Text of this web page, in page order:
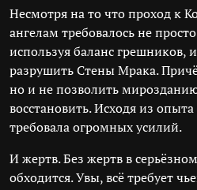
Несмотря на то что проход к
ангелам требовалось не
используя баланс
разрушить Стены Мрака.
но и не позволить
восстановить. Исходя из
требовала огромных усилий.
И жертв. Без жертв в
обходится. Увы, всё требует